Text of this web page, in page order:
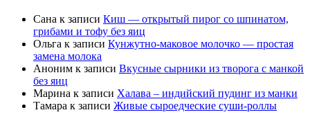
Сана к записи Киш — открытый пирог со шпинатом,
грибами и тофу без яиц
Ольга к записи Кунжутно-маковое молочко — простая
замена молока
Аноним к записи Вкусные сырники из творога с манкой
без яиц
Марина к записи Халава – индийский пудинг из манки
Тамара к записи Живые сыроедческие суши-роллы